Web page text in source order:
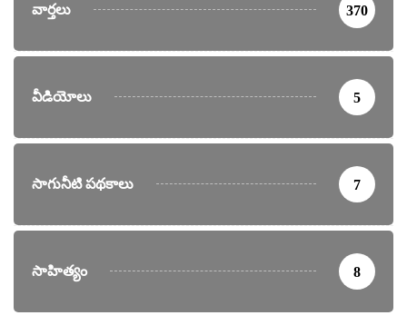
వార్తలు 370
వీడియోలు 5
సాగునీటి పథకాలు 7
సాహిత్యం 8